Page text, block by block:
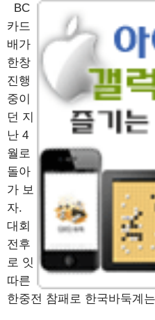
BC
카드
배가
한창
진행
중이
던 지
난 4
월로
돌아
가 보
자.
대회
전후
로 잇
따른
한중전 참패로 한국바둑계